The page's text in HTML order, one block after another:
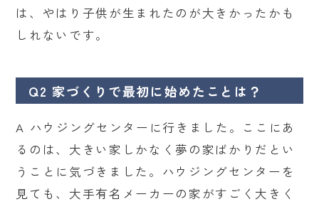
は、やはり子供が生まれたのが大きかったかも
しれないです。
Q2 家づくりで最初に始めたことは？
A ハウジングセンターに行きました。ここにあ
るのは、大きい家しかなく夢の家ばかりだとい
うことに気づきました。ハウジングセンターを
見ても、大手有名メーカーの家がすごく大きく